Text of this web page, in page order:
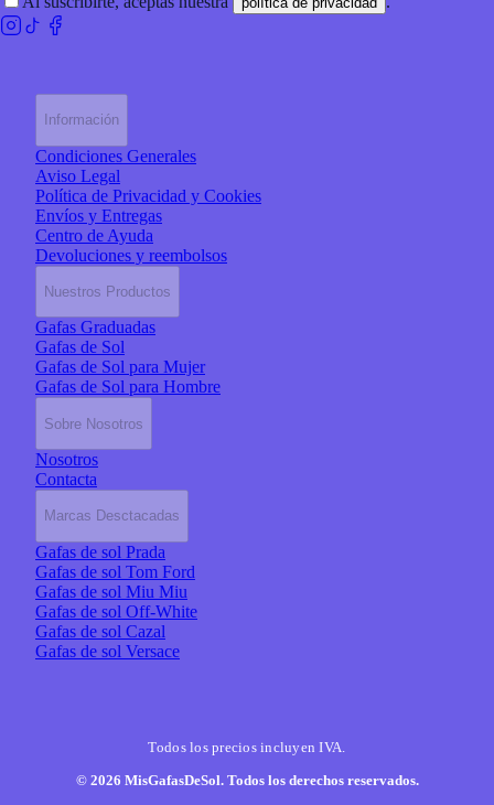
Información
Condiciones Generales
Aviso Legal
Política de Privacidad y Cookies
Envíos y Entregas
Centro de Ayuda
Devoluciones y reembolsos
Nuestros Productos
Gafas Graduadas
Gafas de Sol
Gafas de Sol para Mujer
Gafas de Sol para Hombre
Sobre Nosotros
Nosotros
Contacta
Marcas Desctacadas
Gafas de sol Prada
Gafas de sol Tom Ford
Gafas de sol Miu Miu
Gafas de sol Off-White
Gafas de sol Cazal
Gafas de sol Versace
Todos los precios incluyen IVA.
© 2026 MisGafasDeSol. Todos los derechos reservados.